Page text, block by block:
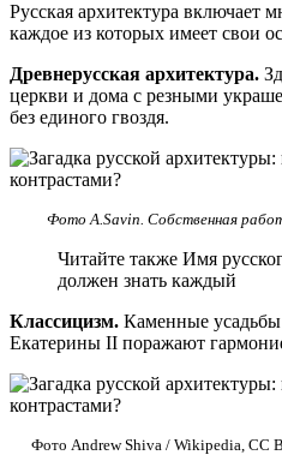
Русская архитектура включает
каждое из которых имеет свои
Древнерусская архитектура.
церкви и дома с резными
без единого гвоздя.
Фото A.Savin. Собственная
Читайте также Имя
должен знать каждый
Классицизм. Каменные
Екатерины II поражают
Фото Andrew Shiva / Wikipedia, CC